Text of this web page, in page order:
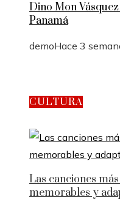
Dino Mon
Panamá
demoHace 3
CULTURA
Las canciones
memorables y